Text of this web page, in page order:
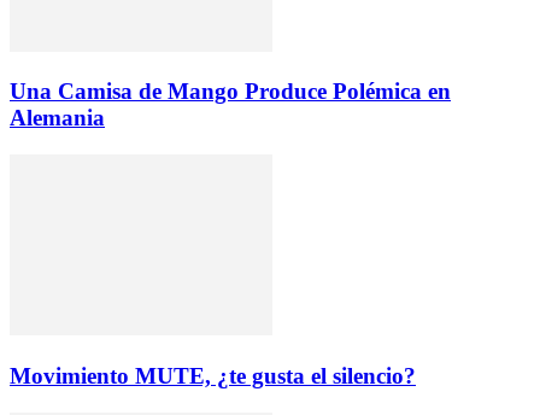
Una Camisa de Mango Produce Polémica en
Alemania
Movimiento MUTE, ¿te gusta el silencio?